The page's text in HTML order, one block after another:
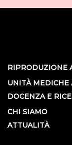
RIPRODUZIONE
UNITÀ MEDICHE
DOCENZA E
CHI SIAMO
ATTUALITÀ